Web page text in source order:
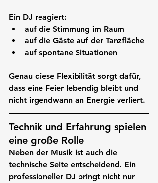
Ein DJ reagiert:
auf die Stimmung im Raum
auf die Gäste auf der Tanzfläche
auf spontane Situationen
Genau diese Flexibilität sorgt dafür,
dass eine Feier lebendig bleibt und
nicht irgendwann an Energie verliert.
Technik und Erfahrung spielen
eine große Rolle
Neben der Musik ist auch die
technische Seite entscheidend. Ein
professioneller DJ bringt nicht nur